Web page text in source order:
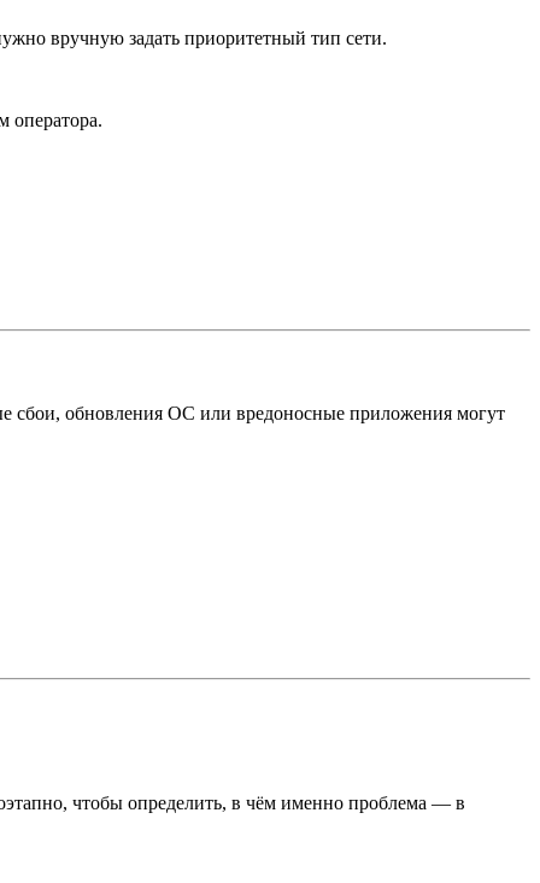
вручную задать приоритетный тип сети.
оператора.
сбои, обновления ОС или вредоносные приложения могут
чтобы определить, в чём именно проблема — в